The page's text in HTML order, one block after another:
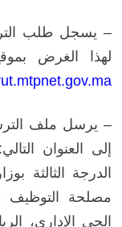
– يسجل طلب
لهذا الغرض
– يرسل ملف
إلى العنوان
الدرجة الثالثة
الحي الإداري،